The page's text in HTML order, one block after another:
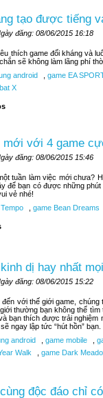
tạo được tiếng
đăng: 08/06/2015 16:18
thích game đối kháng và
sẽ không làm lãng phí
android
game EA
X
mới với 4 game
đăng: 08/06/2015 15:46
tuần làm việc mới chưa?
để bạn có được những
vẻ nhé!
game Bean Dreams
dị hay nhất
đăng: 08/06/2015 15:22
đến với thế giới game,
thường bạn không thể
bạn thích được trải
ngay lập tức “hút hồn” bạn.
android game mobile
Walk game Dark
độc đáo chỉ